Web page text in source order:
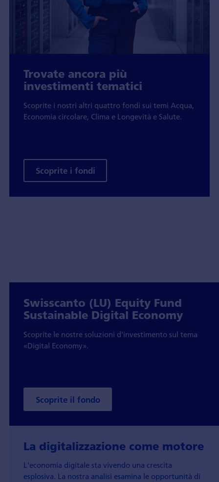
Trovate ancora più
investimenti tematici
Scoprite i nostri altri quattro fondi sui temi Acqua,
Economia circolare, Clima e Longevità e Salute.
Scoprite i fondi
Swisscanto (LU) Equity Fund
Sustainable Digital Economy
Scoprite le nostre soluzioni d'investimento sul tema
«Digital Economy».
Scoprite il fondo
La digitalizzazione come motore
L'economia digitale sta vivendo una crescita
esplosiva. La nostra analisi esamina le opportunità di